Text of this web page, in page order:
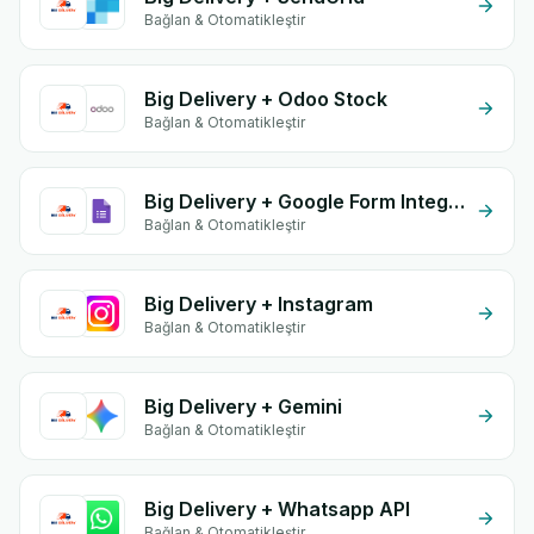
Bağlan & Otomatikleştir
Big Delivery + Odoo Stock
Bağlan & Otomatikleştir
Big Delivery + Google Form Integration
Bağlan & Otomatikleştir
Big Delivery + Instagram
Bağlan & Otomatikleştir
Big Delivery + Gemini
Bağlan & Otomatikleştir
Big Delivery + Whatsapp API